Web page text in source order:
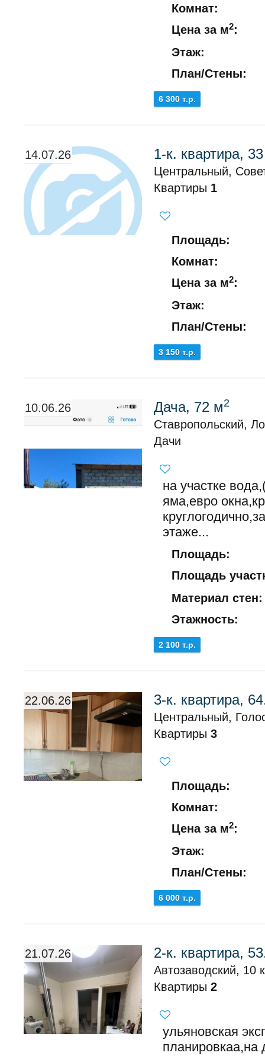
Комнат:
Цена за м2:
Этаж:
План/Стены:
6 300 т.р.
14.07.26 1-к. квартира,
Центральный,
Квартиры 1
Площадь:
Комнат:
Цена за м2:
Этаж:
План/Стены:
3 150 т.р.
10.06.26 Дача, 72 м2
Ставропольский,
Дачи
на участке
яма,евро
этаже...
Площадь:
Площадь
Материал стен:
Этажность:
2 100 т.р.
22.06.26 3-к. квартира,
Центральный,
Квартиры 3
Площадь:
Комнат:
Цена за м2:
Этаж:
План/Стены:
6 000 т.р.
21.07.26 2-к. квартира,
Автозаводский, 10
Квартиры 2
ульяновская
планировкаа,на